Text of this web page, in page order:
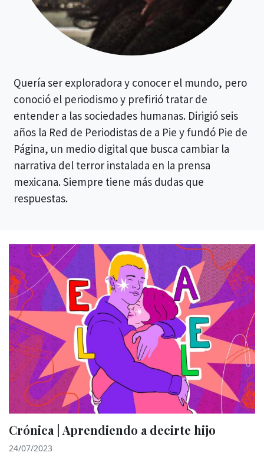
Quería ser exploradora y conocer el mundo, pero
conoció el periodismo y prefirió tratar de
entender a las sociedades humanas. Dirigió seis
años la Red de Periodistas de a Pie y fundó Pie de
Página, un medio digital que busca cambiar la
narrativa del terror instalada en la prensa
mexicana. Siempre tiene más dudas que
respuestas.
Crónica | Aprendiendo a decirte hijo
24/07/2023